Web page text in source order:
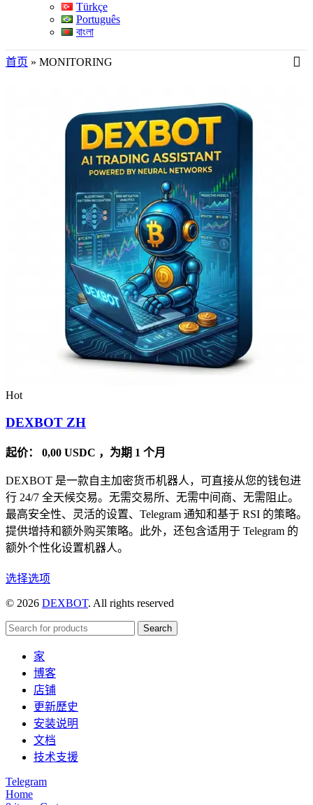
Türkçe
Português
বাংলা
首页 » MONITORING
Hot
DEXBOT ZH
起价： 0,00 USDC ，为期 1 个月
DEXBOT 是一款自主加密货币机器人，可直接从您的钱包进
行 24/7 全天候交易。无需交易所、无需中间商、无需阻止。
最高安全性、灵活的设置、Telegram 通知和基于 RSI 的策略。
提供增持和额外购买策略。此外，还包含适用于 Telegram 的
额外个性化设置机器人。
选择选项本
品
有
变
体。
可
在
产
品
© 2026 DEXBOT. All rights reserved
Search
家
博客
店铺
更新歷史
安装说明
文档
技术支援
Telegram
Home